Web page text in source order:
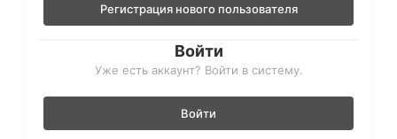
Регистрация нового пользователя
Войти
Уже есть аккаунт? Войти в систему.
Войти